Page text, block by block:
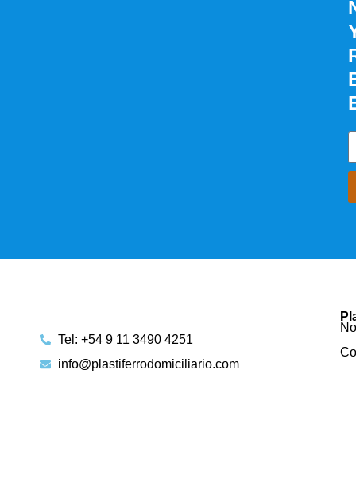
Tel: +54 9 11 3490 4251
info@plastiferrodomiciliario.com